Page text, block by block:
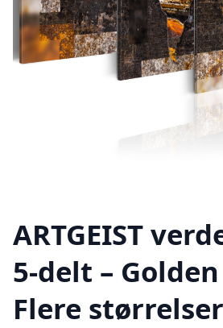
ARTGEIST
5-delt –
Flere